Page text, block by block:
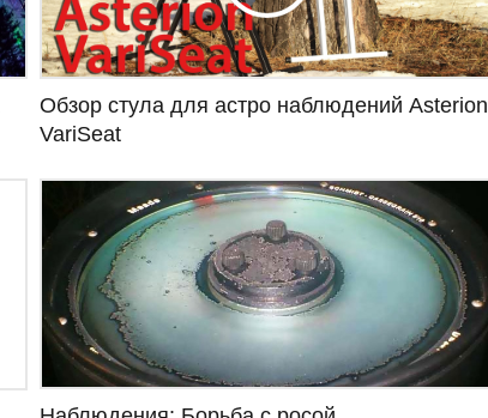
Обзор стула для астро наблюдений Asterion
VariSeat